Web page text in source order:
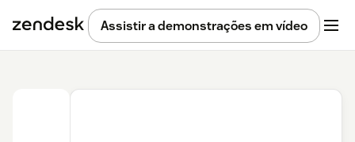
Assistir a demonstrações em vídeo